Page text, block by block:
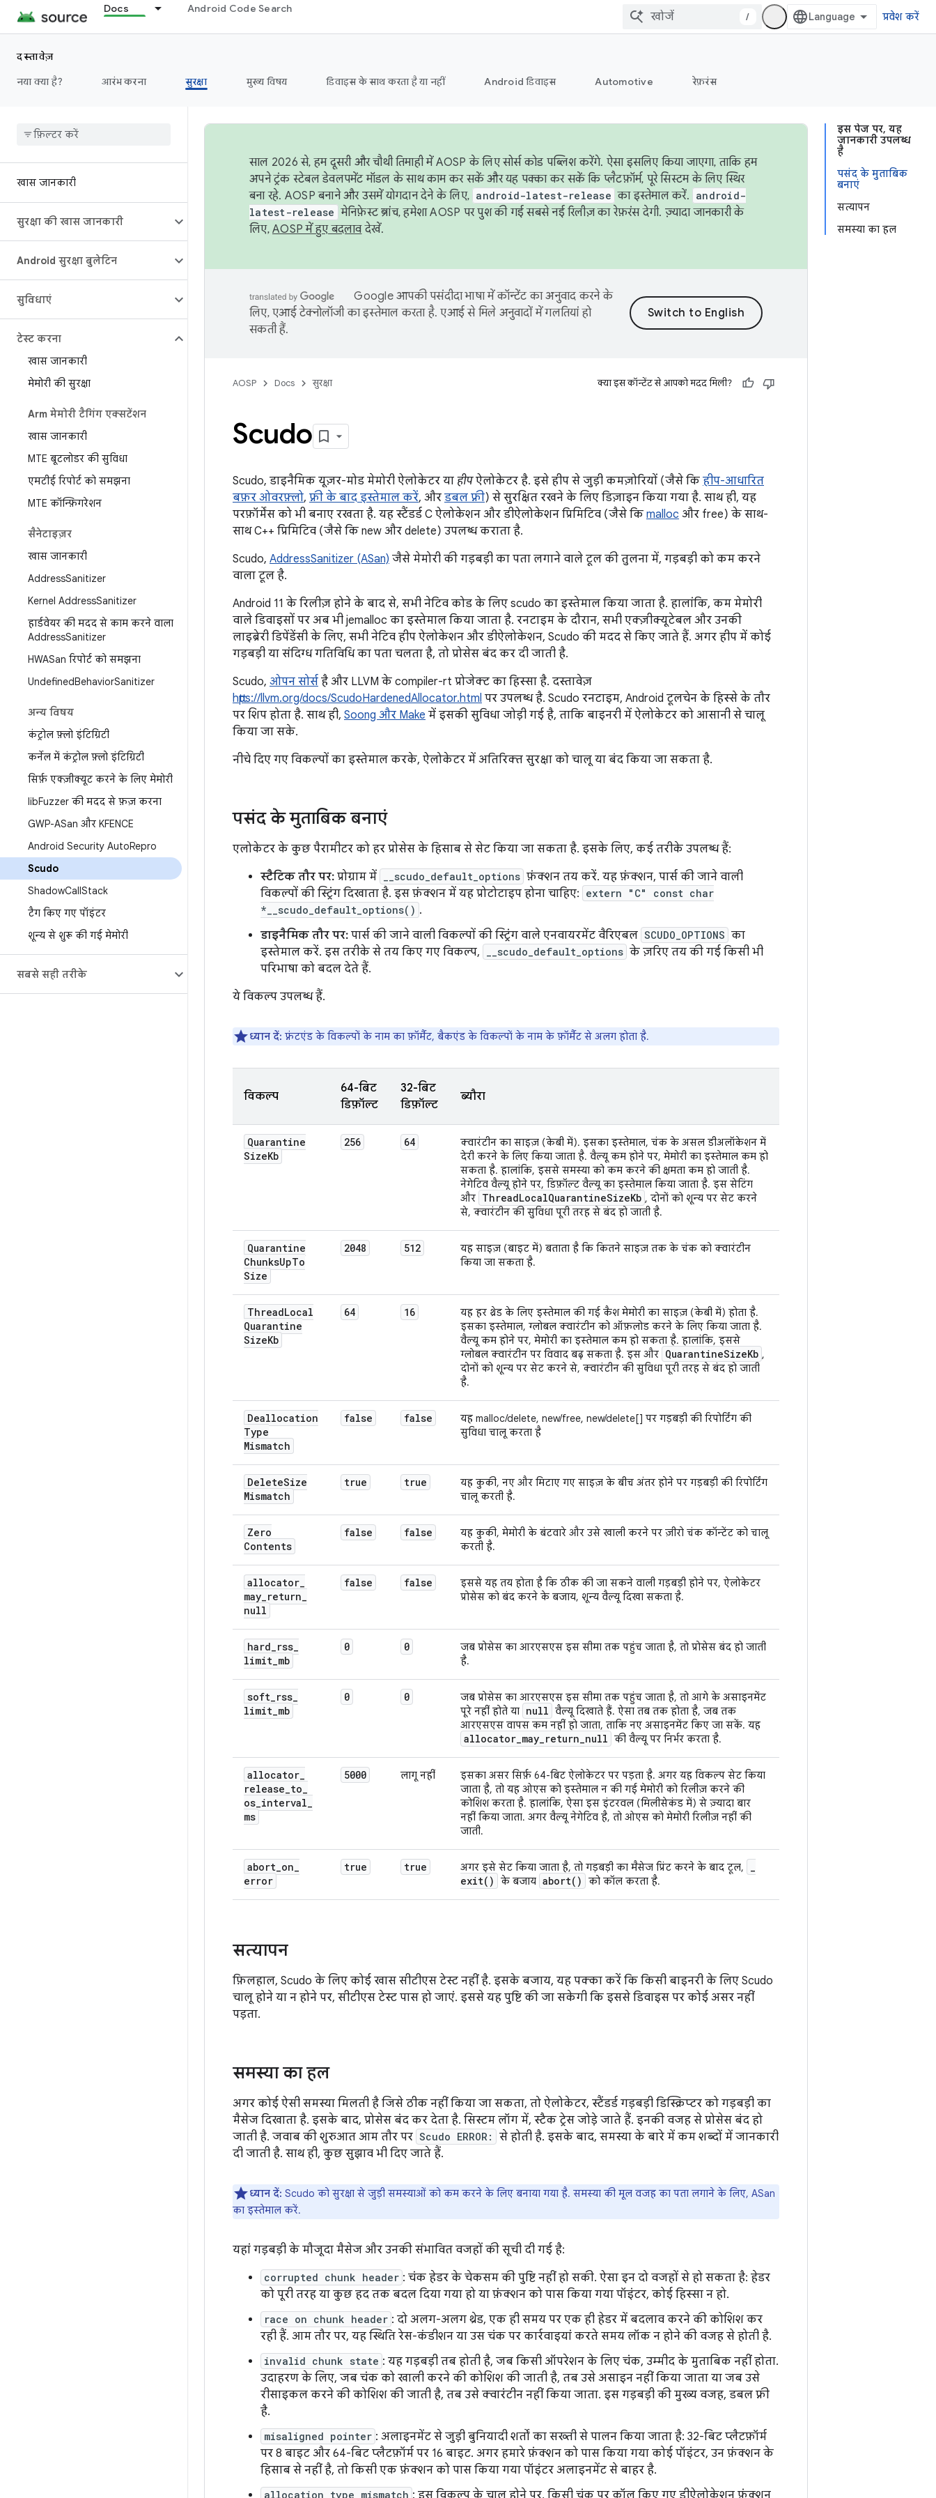
Docs Android Code Search
/ प्रवेश करें
दस्तावेज़
नया क्या है?
आरंभ करना सुरक्षा मुख्य विषय डिवाइस के साथ करता है या नहीं Android डिवाइस Automotive रेफ़रंस
खास जानकारी
सुरक्षा की खास जानकारी
Android सुरक्षा बुलेटिन
सुविधाएं
टेस्ट करना
खास जानकारी
मेमोरी की सुरक्षा
Arm मेमोरी टैगिंग एक्सटेंशन
खास जानकारी
MTE बूटलोडर की सुविधा
एमटीई रिपोर्ट को समझना
MTE कॉन्फ़िगरेशन
सैनेटाइज़र
खास जानकारी
AddressSanitizer
Kernel AddressSanitizer
हार्डवेयर की मदद से काम करने वाला
AddressSanitizer
HWASan रिपोर्ट को समझना
UndefinedBehaviorSanitizer
अन्य विषय
कंट्रोल फ़्लो इंटिग्रिटी
कर्नेल में कंट्रोल फ़्लो इंटिग्रिटी
सिर्फ़ एक्ज़ीक्यूट करने के लिए मेमोरी
libFuzzer की मदद से फ़ज़ करना
GWP-ASan और KFENCE
Android Security AutoRepro
Scudo
ShadowCallStack
टैग किए गए पॉइंटर
शून्य से शुरू की गई मेमोरी
सबसे सही तरीके
इस पेज पर, यह
जानकारी उपलब्ध
है
पसंद के मुताबिक
बनाएं
सत्यापन
समस्या का हल
साल 2026 से, हम दूसरी और चौथी तिमाही में AOSP के लिए सोर्स कोड पब्लिश करेंगे. ऐसा इसलिए किया जाएगा, ताकि हम
अपने ट्रंक स्टेबल डेवलपमेंट मॉडल के साथ काम कर सकें और यह पक्का कर सकें कि प्लैटफ़ॉर्म, पूरे सिस्टम के लिए स्थिर
बना रहे. AOSP बनाने और उसमें योगदान देने के लिए, android-latest-release का इस्तेमाल करें. android-
latest-release मेनिफ़ेस्ट ब्रांच, हमेशा AOSP पर पुश की गई सबसे नई रिलीज़ का रेफ़रंस देगी. ज़्यादा जानकारी के
लिए, AOSP में हुए बदलावदेखें.
Google आपकी पसंदीदा भाषा में कॉन्टेंट का अनुवाद करने के
लिए, एआई टेक्नोलॉजी का इस्तेमाल करता है. एआई से मिले अनुवादों में गलतियां हो
सकती हैं.
AOSP Docs सुरक्षा क्या इस कॉन्टेंट से आपको मदद मिली?
Scudo
Scudo, डाइनैमिक यूज़र-मोड मेमोरी ऐलोकेटर या हीपऐलोकेटर है. इसे हीप से जुड़ी कमज़ोरियों (जैसे कि हीप-आधारित
बफ़र ओवरफ़्लो, फ़्री के बाद इस्तेमाल करें, और डबल फ़्री) से सुरक्षित रखने के लिए डिज़ाइन किया गया है. साथ ही, यह
परफ़ॉर्मेंस को भी बनाए रखता है. यह स्टैंडर्ड C ऐलोकेशन और डीऐलोकेशन प्रिमिटिव (जैसे कि malloc और free) के साथ-
साथ C++ प्रिमिटिव (जैसे कि new और delete) उपलब्ध कराता है.
Scudo, AddressSanitizer (ASan) जैसे मेमोरी की गड़बड़ी का पता लगाने वाले टूल की तुलना में, गड़बड़ी को कम करने
वाला टूल है.
Android 11 के रिलीज़ होने के बाद से, सभी नेटिव कोड के लिए scudo का इस्तेमाल किया जाता है. हालांकि, कम मेमोरी
वाले डिवाइसों पर अब भी jemalloc का इस्तेमाल किया जाता है. रनटाइम के दौरान, सभी एक्ज़ीक्यूटेबल और उनकी
लाइब्रेरी डिपेंडेंसी के लिए, सभी नेटिव हीप ऐलोकेशन और डीऐलोकेशन, Scudo की मदद से किए जाते हैं. अगर हीप में कोई
गड़बड़ी या संदिग्ध गतिविधि का पता चलता है, तो प्रोसेस बंद कर दी जाती है.
Scudo, ओपन सोर्स है और LLVM के compiler-rt प्रोजेक्ट का हिस्सा है. दस्तावेज़
https://llvm.org/docs/ScudoHardenedAllocator.html पर उपलब्ध है. Scudo रनटाइम, Android टूलचेन के हिस्से के तौर
पर शिप होता है. साथ ही, Soong और Make में इसकी सुविधा जोड़ी गई है, ताकि बाइनरी में ऐलोकेटर को आसानी से चालू
किया जा सके.
नीचे दिए गए विकल्पों का इस्तेमाल करके, ऐलोकेटर में अतिरिक्त सुरक्षा को चालू या बंद किया जा सकता है.
पसंद के मुताबिक बनाएं
एलोकेटर के कुछ पैरामीटर को हर प्रोसेस के हिसाब से सेट किया जा सकता है. इसके लिए, कई तरीके उपलब्ध हैं:
स्टैटिक तौर पर: प्रोग्राम में __scudo_default_options फ़ंक्शन तय करें. यह फ़ंक्शन, पार्स की जाने वाली
विकल्पों की स्ट्रिंग दिखाता है. इस फ़ंक्शन में यह प्रोटोटाइप होना चाहिए: extern "C" const char
*__scudo_default_options() .
डाइनैमिक तौर पर: पार्स की जाने वाली विकल्पों की स्ट्रिंग वाले एनवायरमेंट वैरिएबल SCUDO_OPTIONS का
इस्तेमाल करें. इस तरीके से तय किए गए विकल्प,
__scudo_default_options के ज़रिए तय की गई किसी भी
परिभाषा को बदल देते हैं.
ये विकल्प उपलब्ध हैं.
ध्यान दें: फ़्रंटएंड के विकल्पों के नाम का फ़ॉर्मैट, बैकएंड के विकल्पों के नाम के फ़ॉर्मैट से अलग होता है.
विकल्प
64-बिट
डिफ़ॉल्ट
32-बिट
डिफ़ॉल्ट
ब्यौरा
Quarantine
SizeKb
256 64
क्वारंटीन का साइज़ (केबी में). इसका इस्तेमाल, चंक के असल डीअलॉकेशन में
देरी करने के लिए किया जाता है. वैल्यू कम होने पर, मेमोरी का इस्तेमाल कम हो
सकता है. हालांकि, इससे समस्या को कम करने की क्षमता कम हो जाती है.
नेगेटिव वैल्यू होने पर, डिफ़ॉल्ट वैल्यू का इस्तेमाल किया जाता है. इस सेटिंग
और ThreadLocalQuarantineSizeKb , दोनों को शून्य पर सेट करने
से, क्वारंटीन की सुविधा पूरी तरह से बंद हो जाती है.
Quarantine
ChunksUpTo
Size
2048 512
यह साइज़ (बाइट में) बताता है कि कितने साइज़ तक के चंक को क्वारंटीन
किया जा सकता है.
ThreadLocal
Quarantine
SizeKb
64 16
यह हर थ्रेड के लिए इस्तेमाल की गई कैश मेमोरी का साइज़ (केबी में) होता है.
इसका इस्तेमाल, ग्लोबल क्वारंटीन को ऑफ़लोड करने के लिए किया जाता है.
वैल्यू कम होने पर, मेमोरी का इस्तेमाल कम हो सकता है. हालांकि, इससे
ग्लोबल क्वारंटीन पर विवाद बढ़ सकता है. इस और QuarantineSizeKb ,
दोनों को शून्य पर सेट करने से, क्वारंटीन की सुविधा पूरी तरह से बंद हो जाती
है.
Deallocation
Type
Mismatch
false false
यह malloc/delete, new/free, new/delete[] पर गड़बड़ी की रिपोर्टिंग की
सुविधा चालू करता है
DeleteSize
Mismatch
true true
यह कुकी, नए और मिटाए गए साइज़ के बीच अंतर होने पर गड़बड़ी की रिपोर्टिंग
चालू करती है.
Zero
Contents
false false
यह कुकी, मेमोरी के बंटवारे और उसे खाली करने पर ज़ीरो चंक कॉन्टेंट को चालू
करती है.
allocator_
may_return_
null
false false
इससे यह तय होता है कि ठीक की जा सकने वाली गड़बड़ी होने पर, ऐलोकेटर
प्रोसेस को बंद करने के बजाय, शून्य वैल्यू दिखा सकता है.
hard_rss_
limit_mb
0 0
जब प्रोसेस का आरएसएस इस सीमा तक पहुंच जाता है, तो प्रोसेस बंद हो जाती
है.
soft_rss_
limit_mb
0 0
जब प्रोसेस का आरएसएस इस सीमा तक पहुंच जाता है, तो आगे के असाइनमेंट
पूरे नहीं होते या null वैल्यू दिखाते हैं. ऐसा तब तक होता है, जब तक
आरएसएस वापस कम नहीं हो जाता, ताकि नए असाइनमेंट किए जा सकें. यह
allocator_may_return_null की वैल्यू पर निर्भर करता है.
allocator_
release_to_
os_interval_
ms
5000 लागू नहीं
इसका असर सिर्फ़ 64-बिट ऐलोकेटर पर पड़ता है. अगर यह विकल्प सेट किया
जाता है, तो यह ओएस को इस्तेमाल न की गई मेमोरी को रिलीज़ करने की
कोशिश करता है. हालांकि, ऐसा इस इंटरवल (मिलीसेकंड में) से ज़्यादा बार
नहीं किया जाता. अगर वैल्यू नेगेटिव है, तो ओएस को मेमोरी रिलीज़ नहीं की
जाती.
abort_on_
error
true true अगर इसे सेट किया जाता है, तो गड़बड़ी का मैसेज प्रिंट करने के बाद टूल,
_
exit( ) के बजाय abort( ) को कॉल करता है.
सत्यापन
फ़िलहाल, Scudo के लिए कोई खास सीटीएस टेस्ट नहीं है. इसके बजाय, यह पक्का करें कि किसी बाइनरी के लिए Scudo
चालू होने या न होने पर, सीटीएस टेस्ट पास हो जाएं. इससे यह पुष्टि की जा सकेगी कि इससे डिवाइस पर कोई असर नहीं
पड़ता.
समस्या का हल
अगर कोई ऐसी समस्या मिलती है जिसे ठीक नहीं किया जा सकता, तो ऐलोकेटर, स्टैंडर्ड गड़बड़ी डिस्क्रिप्टर को गड़बड़ी का
मैसेज दिखाता है. इसके बाद, प्रोसेस बंद कर देता है. सिस्टम लॉग में, स्टैक ट्रेस जोड़े जाते हैं. इनकी वजह से प्रोसेस बंद हो
जाती है. जवाब की शुरुआत आम तौर पर Scudo ERROR:
से होती है. इसके बाद, समस्या के बारे में कम शब्दों में जानकारी
दी जाती है. साथ ही, कुछ सुझाव भी दिए जाते हैं.
ध्यान दें: Scudo को सुरक्षा से जुड़ी समस्याओं को कम करने के लिए बनाया गया है. समस्या की मूल वजह का पता लगाने के लिए, ASan
का इस्तेमाल करें.
यहां गड़बड़ी के मौजूदा मैसेज और उनकी संभावित वजहों की सूची दी गई है:
corrupted chunk header : चंक हेडर के चेकसम की पुष्टि नहीं हो सकी. ऐसा इन दो वजहों से हो सकता है: हेडर
को पूरी तरह या कुछ हद तक बदल दिया गया हो या फ़ंक्शन को पास किया गया पॉइंटर, कोई हिस्सा न हो.
race on chunk header : दो अलग-अलग थ्रेड, एक ही समय पर एक ही हेडर में बदलाव करने की कोशिश कर
रही हैं. आम तौर पर, यह स्थिति रेस-कंडीशन या उस चंक पर कार्रवाइयां करते समय लॉक न होने की वजह से होती है.
invalid chunk state : यह गड़बड़ी तब होती है, जब किसी ऑपरेशन के लिए चंक, उम्मीद के मुताबिक नहीं होता.
उदाहरण के लिए, जब चंक को खाली करने की कोशिश की जाती है, तब उसे असाइन नहीं किया जाता या जब उसे
रीसाइकल करने की कोशिश की जाती है, तब उसे क्वारंटीन नहीं किया जाता. इस गड़बड़ी की मुख्य वजह, डबल फ़्री
है.
misaligned pointer : अलाइनमेंट से जुड़ी बुनियादी शर्तों का सख्ती से पालन किया जाता है: 32-बिट प्लैटफ़ॉर्म
पर 8 बाइट और 64-बिट प्लैटफ़ॉर्म पर 16 बाइट. अगर हमारे फ़ंक्शन को पास किया गया कोई पॉइंटर, उन फ़ंक्शन के
हिसाब से नहीं है, तो किसी एक फ़ंक्शन को पास किया गया पॉइंटर अलाइनमेंट से बाहर है.
allocation type mismatch : इस विकल्प के चालू होने पर, किसी चंक पर कॉल किए गए डीऐलोकेशन फ़ंक्शन